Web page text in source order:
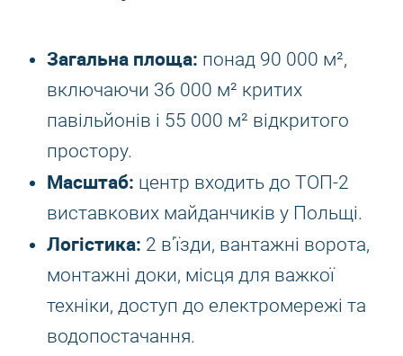
Загальна площа: понад 90 000 м²,
включаючи 36 000 м² критих
павільйонів і 55 000 м² відкритого
простору.
Масштаб: центр входить до ТОП-2
виставкових майданчиків у Польщі.
Логістика: 2 в’їзди, вантажні ворота,
монтажні доки, місця для важкої
техніки, доступ до електромережі та
водопостачання.